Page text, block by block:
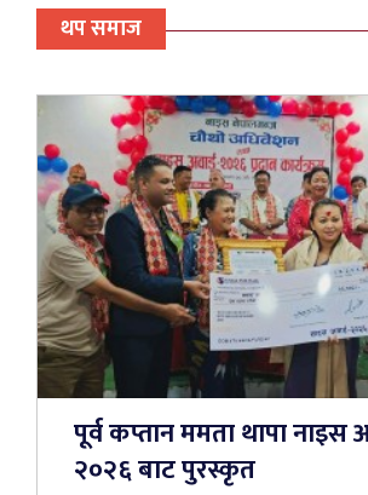
थप समाज
पूर्व कप्तान ममता थापा नाइस
२०२६ बाट पुरस्कृत